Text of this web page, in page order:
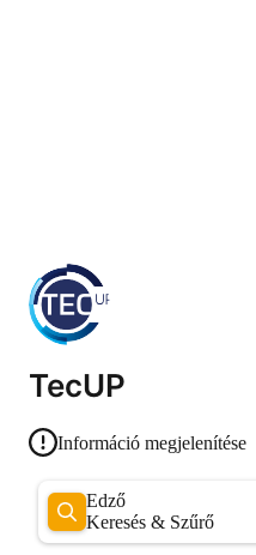
TecUP
Információ megjelenítése
Edző
Keresés & Szűrő